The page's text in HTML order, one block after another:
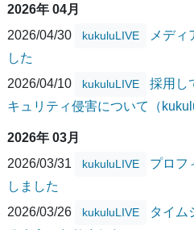
2026年 04月
2026/04/30
kukuluLIVE
メディ
した
2026/04/10
kukuluLIVE
採用し
キュリティ侵害について（
2026年 03月
2026/03/31
kukuluLIVE
プロフ
しました
2026/03/26
kukuluLIVE
タイム